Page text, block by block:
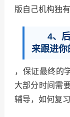
版自己机构独
4、
来跟进你
，保证最终的
大部分时间需
辅导，如何复